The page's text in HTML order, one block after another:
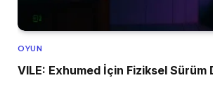
OYUN
VILE: Exhumed İçin Fiziksel Sürüm